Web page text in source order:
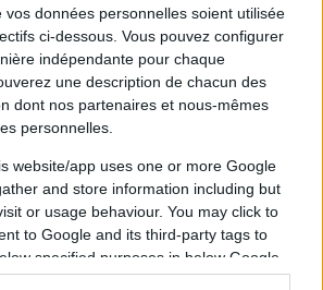
vos données personnelles soient utilisée
ci-dessous. Vous pouvez configurer
indépendante pour chaque
une description de chacun des
dont nos partenaires et nous-mêmes
personnelles.
website/app uses one or more Google
and store information including but
or usage behaviour. You may click to
to Google and its third-party tags to
specified purposes in below Google
ci-dessous la liste des futurs
à la télévision en France de